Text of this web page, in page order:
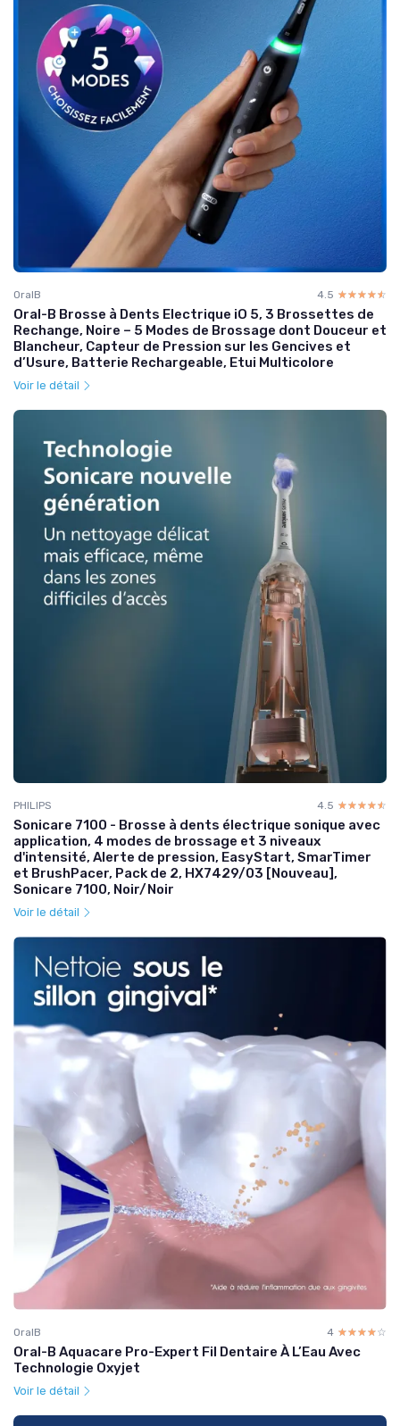
OralB 4.5 ☆☆☆☆☆
★★★★★
Oral-B Brosse à Dents Electrique iO 5, 3 Brossettes de
Rechange, Noire – 5 Modes de Brossage dont Douceur et
Blancheur, Capteur de Pression sur les Gencives et
d’Usure, Batterie Rechargeable, Etui Multicolore
Voir le détail
PHILIPS 4.5 ☆☆☆☆☆
★★★★★
Sonicare 7100 - Brosse à dents électrique sonique avec
application, 4 modes de brossage et 3 niveaux
d'intensité, Alerte de pression, EasyStart, SmarTimer
et BrushPacer, Pack de 2, HX7429/03 [Nouveau],
Sonicare 7100, Noir/Noir
Voir le détail
OralB 4 ☆☆☆☆☆
★★★★★
Oral-B Aquacare Pro-Expert Fil Dentaire À L’Eau Avec
Technologie Oxyjet
Voir le détail